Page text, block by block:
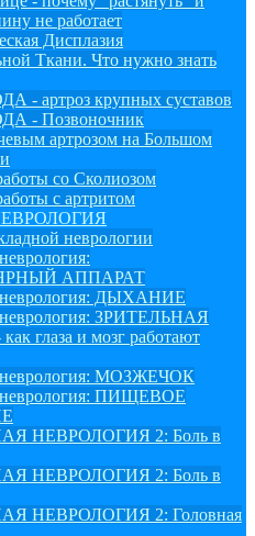
не работает
Дисплазия
Ткани. Что нужно знать
- артроз крупных суставов
- Позвоночник
артрозом на Большом
со Сколиозом
с артритом
неврологии
АППАРАТ
неврология: ДЫХАНИЕ
ЗРИТЕЛЬНАЯ
глаза и мозг работают
неврология: МОЗЖЕЧОК
неврология: ПИЩЕВОЕ
НЕВРОЛОГИЯ 2: Боль в
НЕВРОЛОГИЯ 2: Боль в
НЕВРОЛОГИЯ 2: Головная